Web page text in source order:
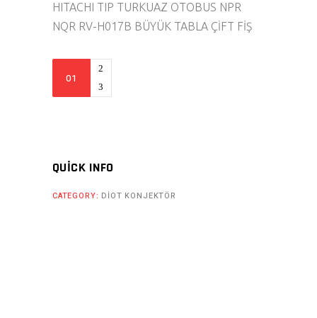
HITACHI TIP TURKUAZ OTOBUS NPR
NQR RV-H017B BÜYÜK TABLA ÇİFT FİŞ
QUICK INFO
CATEGORY: DIOT KONJEKTÖR